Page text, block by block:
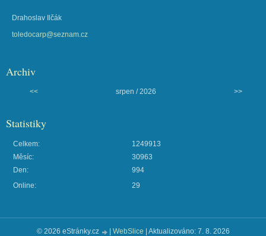
Drahoslav Ilčák
toledocarp@seznam.cz
Archiv
<< srpen / 2026 >>
Statistiky
Online: 29
Celkem:
1249913
Měsíc:
30963
Den:
994
© 2026 eStránky.cz WebSlice Aktualizováno: 7. 8. 2026